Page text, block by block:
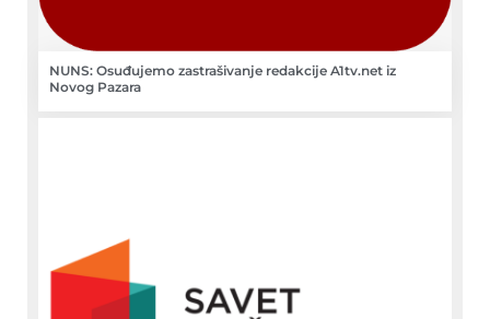
NUNS: Osuđujemo zastrašivanje redakcije A1tv.net iz
Novog Pazara